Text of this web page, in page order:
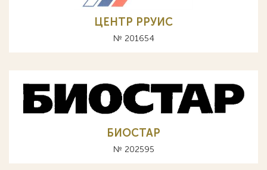
ЦЕНТР РРУИС
№ 201654
БИОСТАР
№ 202595